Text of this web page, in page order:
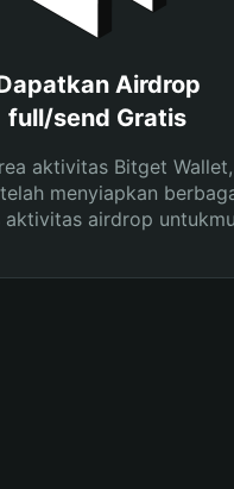
Airdrop
full/send Gratis
aktivitas Bitget Wallet,
menyiapkan
aktivitas airdrop untukmu